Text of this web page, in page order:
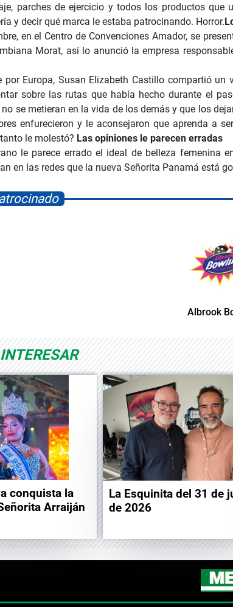
parches de ejercicio y todos los productos
y decir qué marca le estaba patrocinando. Horror.
en el Centro de Convenciones Amador, se
Morat, así lo anunció la empresa
por Europa, Susan Elizabeth Castillo compartió un
sobre las rutas que había hecho durante el
se metieran en la vida de los demás y que los
enfurecieron y le aconsejaron que aprenda a
le molestó? Las opiniones le parecen erradas
le parece errado el ideal de belleza femenina
en las redes que la nueva Señorita Panamá está
Albrook
conquista la
Arraiján
La Esquinita del 31 de
de 2026